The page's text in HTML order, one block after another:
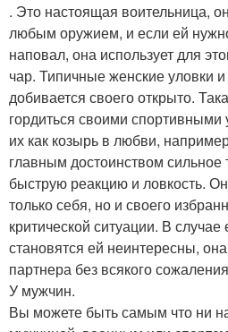
. Это настоящая воительница,
любым оружием, и если ей
наповал, она использует для
чар. Типичные женские уловки
добивается своего открыто.
гордиться своими
их как козырь в любви,
главным достоинством
быструю реакцию и ловкость.
только себя, но и своего
критической ситуации. В
становятся ей неинтересны,
партнера без всякого
У мужчин.
Вы можете быть самым что ни